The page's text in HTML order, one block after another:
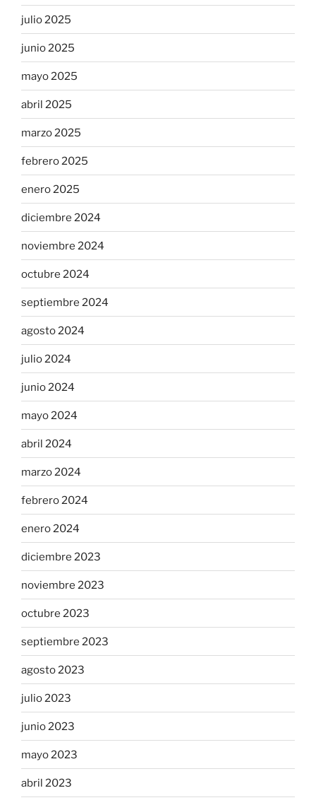
julio 2025
junio 2025
mayo 2025
abril 2025
marzo 2025
febrero 2025
enero 2025
diciembre 2024
noviembre 2024
octubre 2024
septiembre 2024
agosto 2024
julio 2024
junio 2024
mayo 2024
abril 2024
marzo 2024
febrero 2024
enero 2024
diciembre 2023
noviembre 2023
octubre 2023
septiembre 2023
agosto 2023
julio 2023
junio 2023
mayo 2023
abril 2023